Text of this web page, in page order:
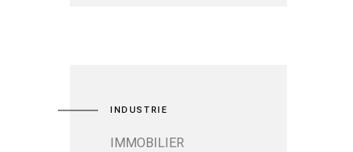
INDUSTRIE
IMMOBILIER